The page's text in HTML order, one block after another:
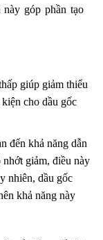
góp phần tạo
giúp giảm thiểu
cho dầu gốc
đến khả năng dẫn
giảm, điều này
nhiên, dầu gốc
khả năng này